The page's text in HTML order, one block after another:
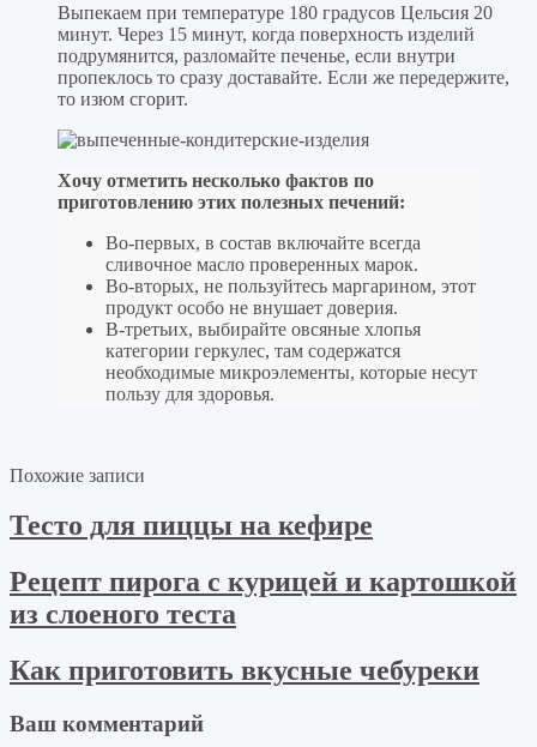
Выпекаем при температуре 180 градусов Цельсия 20
минут. Через 15 минут, когда поверхность изделий
подрумянится, разломайте печенье, если внутри
пропеклось то сразу доставайте. Если же передержите,
то изюм сгорит.
Хочу отметить несколько фактов по
приготовлению этих полезных печений:
Во-первых, в состав включайте всегда
сливочное масло проверенных марок.
Во-вторых, не пользуйтесь маргарином, этот
продукт особо не внушает доверия.
В-третьих, выбирайте овсяные хлопья
категории геркулес, там содержатся
необходимые микроэлементы, которые несут
пользу для здоровья.
Похожие записи
Тесто для пиццы на кефире
Рецепт пирога с курицей и картошкой
из слоеного теста
Как приготовить вкусные чебуреки
Ваш комментарий